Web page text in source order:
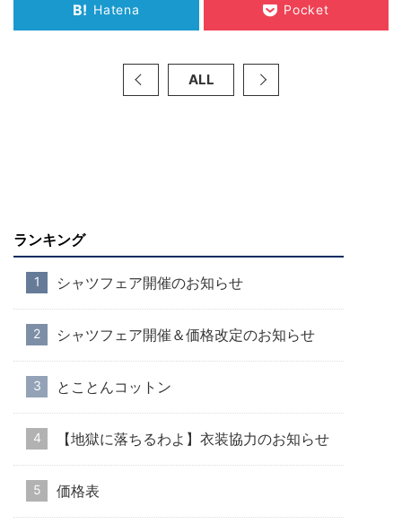
B! Hatena Pocket
ALL
ランキング
シャツフェア開催のお知らせ
シャツフェア開催＆価格改定のお知らせ
とことんコットン
【地獄に落ちるわよ】衣装協力のお知らせ
価格表